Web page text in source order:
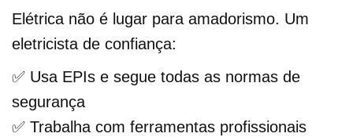
Elétrica não é lugar para amadorismo. Um
eletricista de confiança:
✅ Usa EPIs e segue todas as normas de
segurança
✅ Trabalha com ferramentas profissionais